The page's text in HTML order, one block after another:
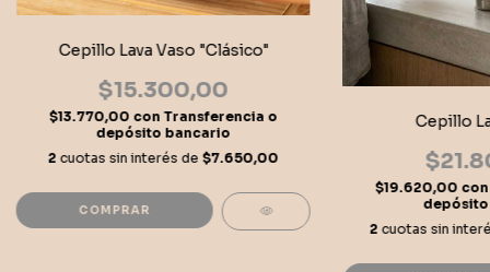
Cepillo Lava Vaso "Clásico"
$15.300,00
$13.770,00 con Transferencia o
depósito bancario
2 cuotas sin interés de $7.650,00
COMPRAR
Cepillo
$19.620,00 con
2 cuotas sin